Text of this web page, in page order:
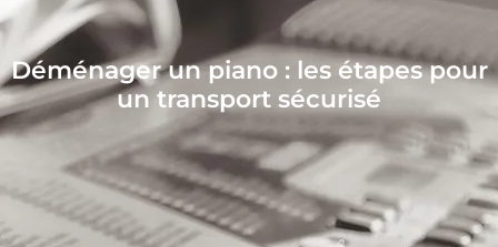
Déménager un piano : les étapes pour
un transport sécurisé